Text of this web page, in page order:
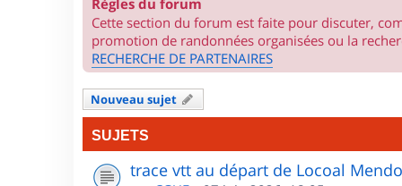
Règles du forum
Cette section du forum est faite pour discuter,
promotion de randonnées organisées ou la
RECHERCHE DE PARTENAIRES
Nouveau sujet
SUJETS
trace vtt au départ de Locoal